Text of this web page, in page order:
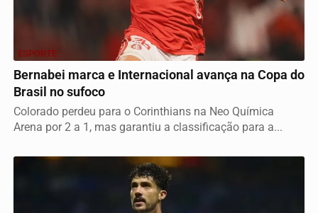
ESPORTE
Bernabei marca e Internacional avança na Copa do
Brasil no sufoco
Colorado perdeu para o Corinthians na Neo Química
Arena por 2 a 1, mas garantiu a classificação para a...